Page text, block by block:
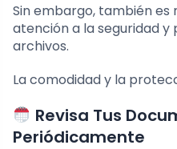
Sin embargo, también
atención a la seguridad y
archivos.
La comodidad y la
Revisa Tus
Periódicamente